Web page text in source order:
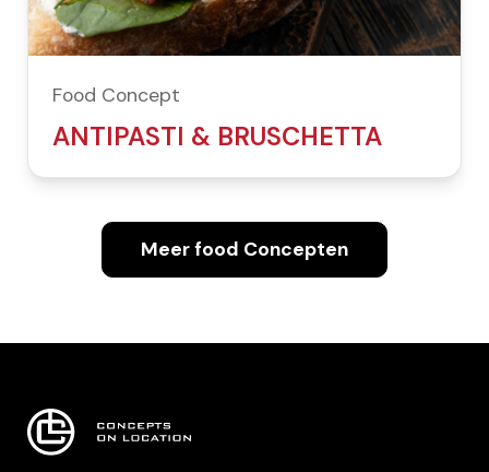
Food Concept
ANTIPASTI & BRUSCHETTA
Meer food Concepten
Geniet